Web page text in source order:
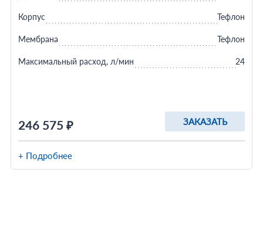
246 575 ₽ ЗАКАЗАТЬ
Корпус Тефлон
Мембрана Тефлон
Максимальный расход, л/мин 24
+ Подробнее